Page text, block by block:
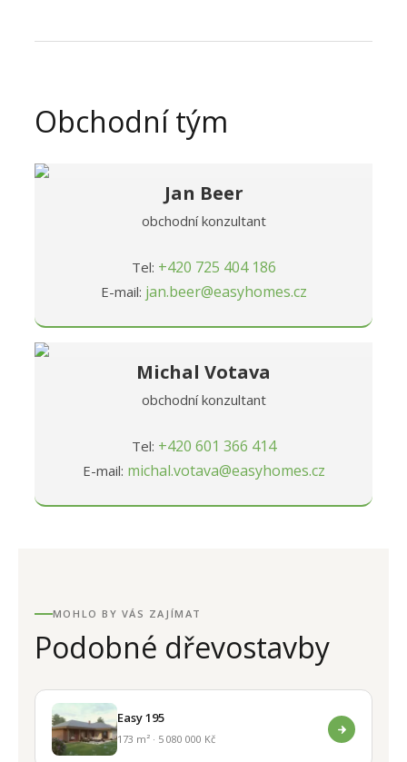
Obchodní tým
Jan Beer
obchodní konzultant
Tel: +420 725 404 186
E-mail: jan.beer@easyhomes.cz
Michal Votava
obchodní konzultant
Tel: +420 601 366 414
E-mail: michal.votava@easyhomes.cz
MOHLO BY VÁS ZAJÍMAT
Podobné dřevostavby
Easy 195
173 m² · 5 080 000 Kč